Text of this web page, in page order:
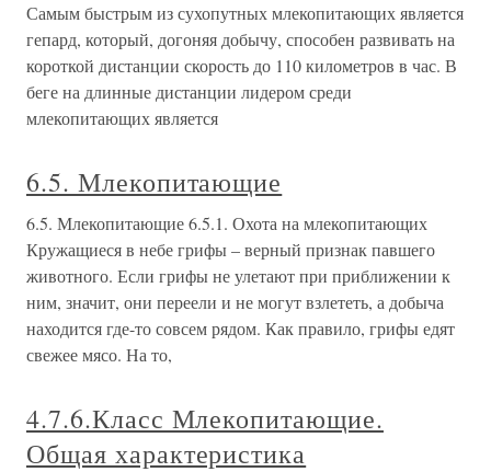
Самым быстрым из сухопутных млекопитающих является
гепард, который, догоняя добычу, способен развивать на
короткой дистанции скорость до 110 километров в час. В
беге на длинные дистанции лидером среди
млекопитающих является
6.5. Млекопитающие
6.5. Млекопитающие 6.5.1. Охота на млекопитающих
Кружащиеся в небе грифы – верный признак павшего
животного. Если грифы не улетают при приближении к
ним, значит, они переели и не могут взлететь, а добыча
находится где-то совсем рядом. Как правило, грифы едят
свежее мясо. На то,
4.7.6.Класс Млекопитающие.
Общая характеристика